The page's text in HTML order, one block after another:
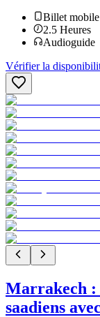
Billet mobile
2.5 Heures
Audioguide
Vérifier la
Marrakech :
saadiens